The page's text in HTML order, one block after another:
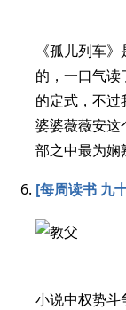
《孤儿列车
的，一口气
的定式，不
婆婆薇薇安这
部之中最为娴
[每周读书 九
小说中权势斗